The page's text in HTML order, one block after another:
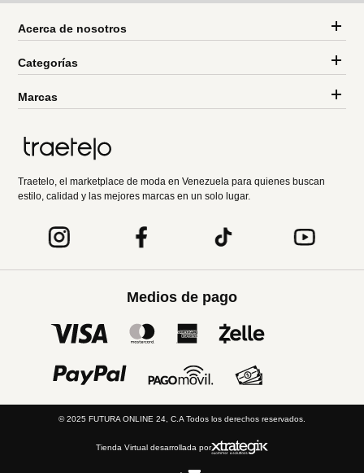
Acerca de nosotros
Categorías
Marcas
Traetelo, el marketplace de moda en Venezuela para quienes buscan
estilo, calidad y las mejores marcas en un solo lugar.
Medios de pago
© 2025 FUTURA ONLINE 24, C.A Todos los derechos reservados.
Tienda Virtual desarrollada por